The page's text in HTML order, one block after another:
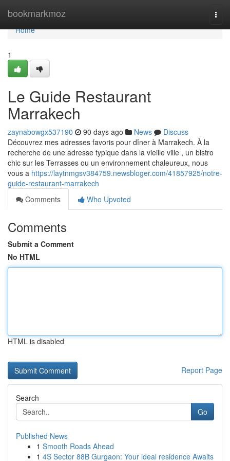
bookmarkmoz
Home
Home
1
Le Guide Restaurant
Marrakech
zaynabowgx537190 90 days ago News
Discuss
Découvrez mes adresses favoris pour dîner à Marrakech. À la
recherche de une adresse typique dans la vieille ville , un bistro
chic sur les Terrasses ou un environnement chaleureux, nous
vous a https://laytnmgsv384759.newsbloger.com/41857925/notre-
guide-restaurant-marrakech
Comments
Who Upvoted
Comments
Submit a Comment
No HTML
HTML is disabled
Report Page
Search
Go
Published News
1 Smooth Roads Ahead
1 4S Sector 88B Gurgaon: Your ideal residence Awaits